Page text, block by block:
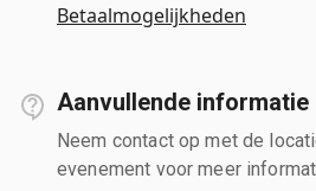
Betaalmogelijkheden
Aanvullende informatie
Neem contact op met de
evenement voor meer